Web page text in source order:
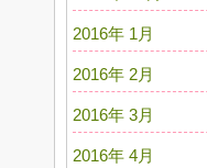
2016年 1月
2016年 2月
2016年 3月
2016年 4月